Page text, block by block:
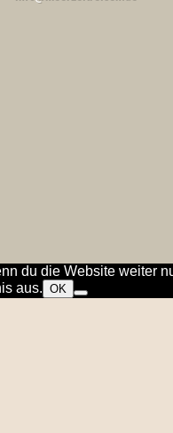
du die Website weiter
aus. OK